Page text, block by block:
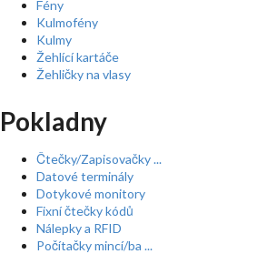
Fény
Kulmofény
Kulmy
Žehlící kartáče
Žehličky na vlasy
Pokladny
Čtečky/Zapisovačky ...
Datové terminály
Dotykové monitory
Fixní čtečky kódů
Nálepky a RFID
Počítačky mincí/ba ...